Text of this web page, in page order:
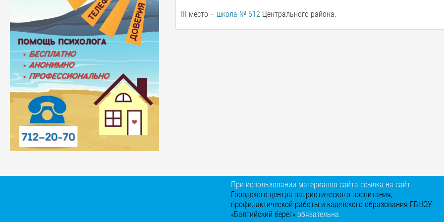
III место – школа № 612 Центрального района.
При использовании материалов сайта ссылка на сайт
Городского центра патриотического воспитания,
профилактической работы и кадетского образования ГБНОУ
«Балтийский берег» обязательна.